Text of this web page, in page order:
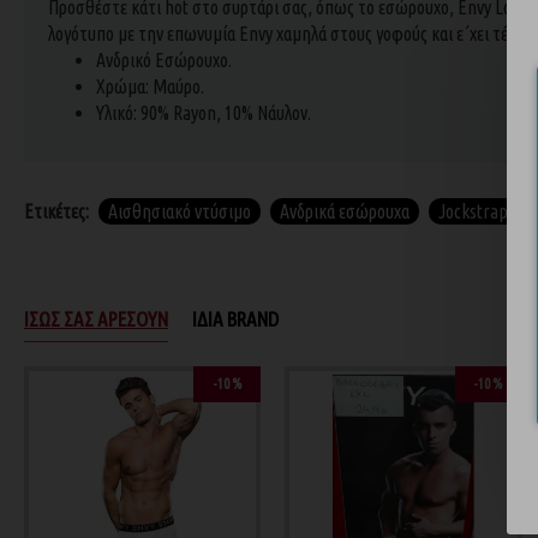
Προσθέστε κάτι hot στο συρτάρι σας, όπως το εσώρουχο, Envy
λογότυπο με την επωνυμία Envy χαμηλά στους γοφούς και ε΄χει
Ανδρικό Εσώρουχο.
Χρώμα: Mαύρο.
Υλικό: 90% Rayon, 10% Νάυλον.
Ετικέτες: Αισθησιακό ντύσιμο Ανδρικά εσώρουχα Jockstrap
ΊΣΩΣ ΣΑΣ ΑΡΈΣΟΥΝ ΊΔΙΑ BRAND
-10 % -10 %